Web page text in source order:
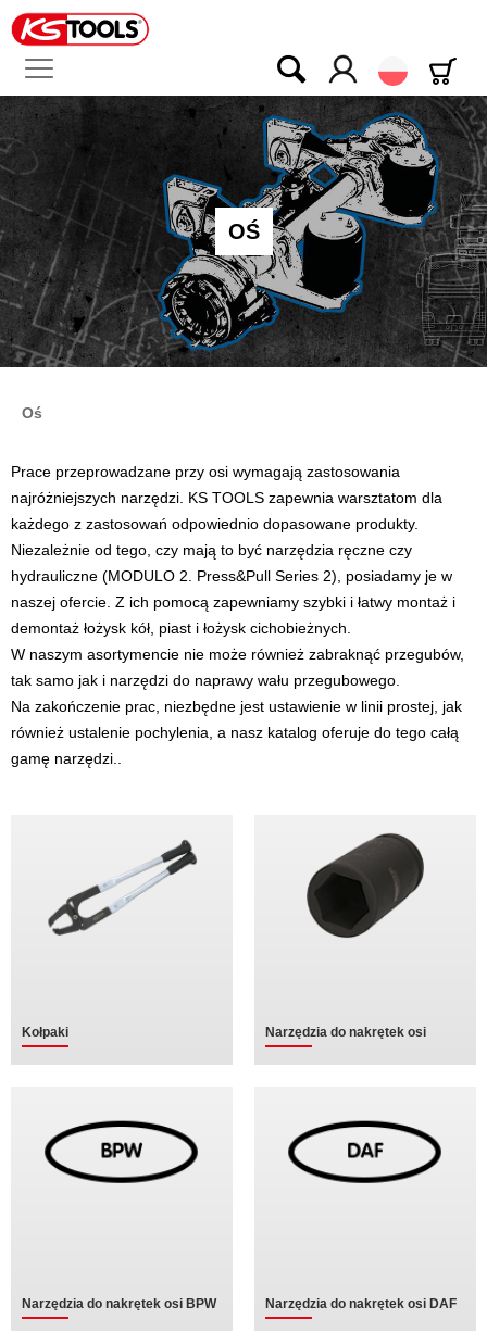
Polski
OŚ
Oś
Prace przeprowadzane przy osi wymagają zastosowania
najróżniejszych narzędzi. KS TOOLS zapewnia warsztatom dla
każdego z zastosowań odpowiednio dopasowane produkty.
Niezależnie od tego, czy mają to być narzędzia ręczne czy
hydrauliczne (MODULO 2. Press&Pull Series 2), posiadamy je w
naszej ofercie. Z ich pomocą zapewniamy szybki i łatwy montaż i
demontaż łożysk kół, piast i łożysk cichobieżnych.
W naszym asortymencie nie może również zabraknąć przegubów,
tak samo jak i narzędzi do naprawy wału przegubowego.
Na zakończenie prac, niezbędne jest ustawienie w linii prostej, jak
również ustalenie pochylenia, a nasz katalog oferuje do tego całą
gamę narzędzi..
Kołpaki Narzędzia do nakrętek osi
Narzędzia do nakrętek osi BPW Narzędzia do nakrętek osi DAF